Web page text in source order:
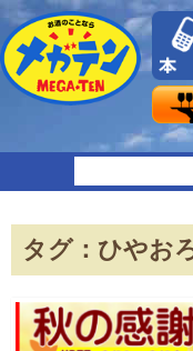
タグ：ひやお